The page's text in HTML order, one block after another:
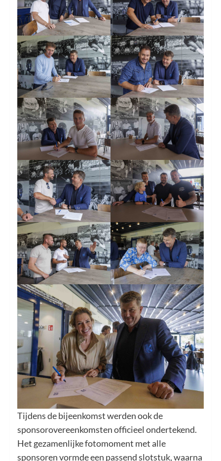
Tijdens de bijeenkomst werden ook de
sponsorovereenkomsten officieel ondertekend.
Het gezamenlijke fotomoment met alle
sponsoren vormde een passend slotstuk, waarna